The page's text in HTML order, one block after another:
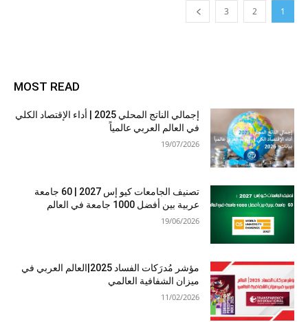
1
2
3
MOST READ
إجمالي الناتج المحلي 2025 | أداء الإقتصاد الكلي
في العالم العربي عالمياً
19/07/2026
تصنيف الجامعات كيو إس 2027 | 60 جامعة
عربية بين أفضل 1000 جامعة في العالم
19/06/2026
مؤشر مُدرَكات الفساد 2025|العالم العربي في
ميزان الشفافية العالمي
11/02/2026